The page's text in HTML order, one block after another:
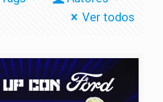
Ver todos